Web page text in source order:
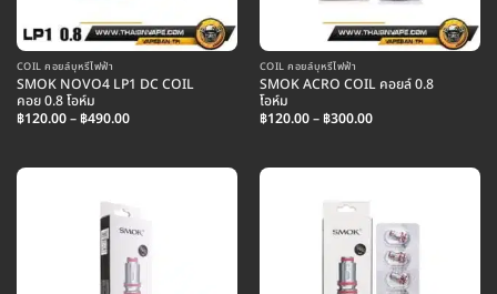
COIL คอยล์บุหรี่ไฟฟ้า
SMOK NOVO4 LP1 DC COIL
คอย 0.8 โอห์ม
฿120.00–฿490.00Price
฿490.00
COIL คอยล์บุหรี่ไฟฟ้า
SMOK ACRO COIL คอยล์ 0.8
โอห์ม
฿120.00–฿300.00Price
฿300.00